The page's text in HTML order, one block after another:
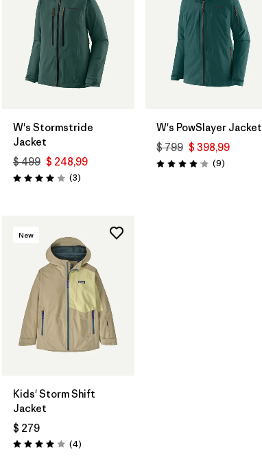
W's Stormstride
Jacket
$ 499 $ 248,99
Valoración: 4.0 / 5
(3Comentarios
)
W's PowSlayer Jacket
$ 799 $ 398,99
Valoración: 4.1 / 5
(9)
New
Kids' Storm Shift
Jacket
$ 279
Valoración: 4.0 / 5
(4Comentarios
)